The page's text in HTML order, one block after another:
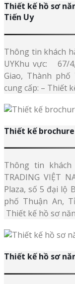
Thiết kế hồ sơ
Tiến Uy
Thông tin khách
UYKhu vực: 67/
Giao, Thành phố
cung cấp: – Thiết
Thiết kế
Thông tin khách
TRADING VIỆT
Plaza, số 5 đại lộ
phố Thuận An,
Thiết kế hồ sơ
Thiết kế hồ sơ